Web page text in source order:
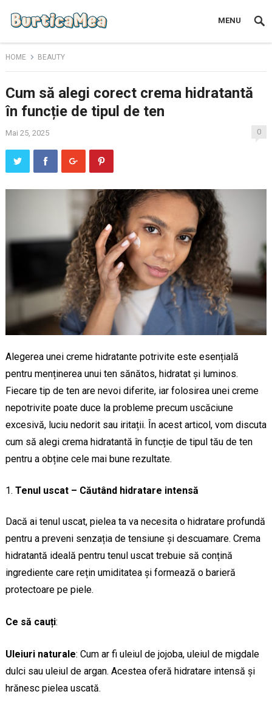
MENU
HOME BEAUTY
Cum să alegi corect crema hidratantă
în funcție de tipul de ten
Mai 25, 2025 0
Alegerea unei creme hidratante potrivite este esențială
pentru menținerea unui ten sănătos, hidratat și luminos.
Fiecare tip de ten are nevoi diferite, iar folosirea unei creme
nepotrivite poate duce la probleme precum uscăciune
excesivă, luciu nedorit sau iritații. În acest articol, vom discuta
cum să alegi crema hidratantă în funcție de tipul tău de ten
pentru a obține cele mai bune rezultate.
Tenul uscat – Căutând hidratare intensă
Dacă ai tenul uscat, pielea ta va necesita o hidratare profundă
pentru a preveni senzația de tensiune și descuamare. Crema
hidratantă ideală pentru tenul uscat trebuie să conțină
ingrediente care rețin umiditatea și formează o barieră
protectoare pe piele.
Ce să cauți:
Uleiuri naturale: Cum ar fi uleiul de jojoba, uleiul de migdale
dulci sau uleiul de argan. Acestea oferă hidratare intensă și
hrănesc pielea uscată.